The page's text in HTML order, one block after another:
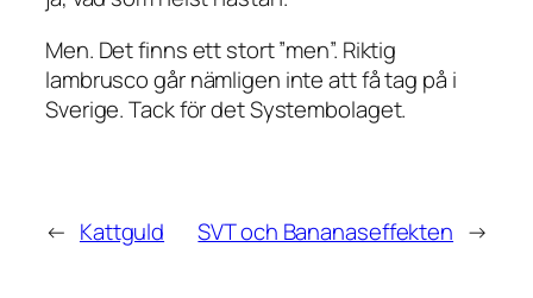
Men. Det finns ett stort ”men”. Riktig
lambrusco går nämligen inte att få tag på i
Sverige. Tack för det Systembolaget.
← Kattguld SVT och Bananaseffekten →